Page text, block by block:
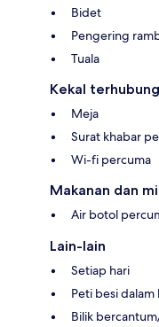
Bidet
Pengering
Tuala
Kekal terhubung
Meja
Surat khabar
Wi-fi percuma
Makanan dan
Air botol
Lain-lain
Setiap hari
Peti besi dalam
Bilik